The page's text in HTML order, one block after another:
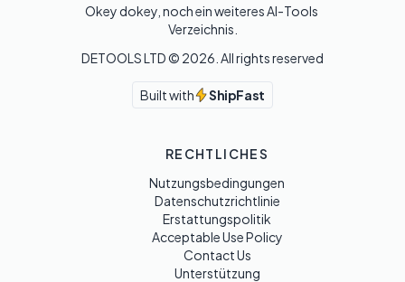
Okey dokey, noch ein weiteres AI-Tools
Verzeichnis.
DETOOLS LTD © 2026 . All rights reserved
Built with ShipFast
RECHTLICHES
Nutzungsbedingungen
Datenschutzrichtlinie
Erstattungspolitik
Acceptable Use Policy
Contact Us
Unterstützung